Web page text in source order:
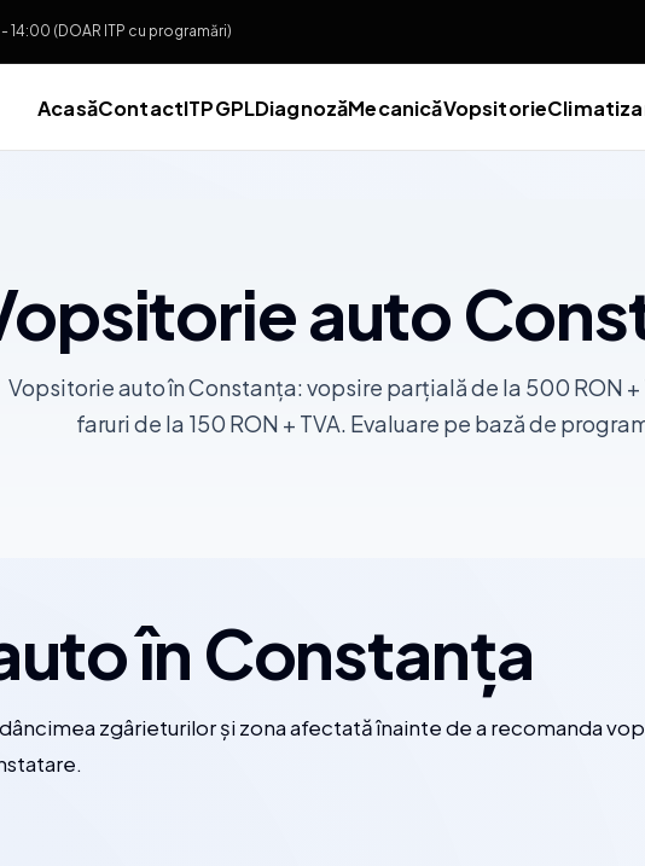
(DOAR ITP cu programări)
AcasăContactITPGPLDiagnozăMecanicăVopsitorie
auto
Vopsitorie auto în Constanța: vopsire parțială de la 500 RON +
faruri de la 150 RON + TVA. Evaluare pe bază de
în Constanța
zgârieturilor și zona afectată înainte de a recomanda